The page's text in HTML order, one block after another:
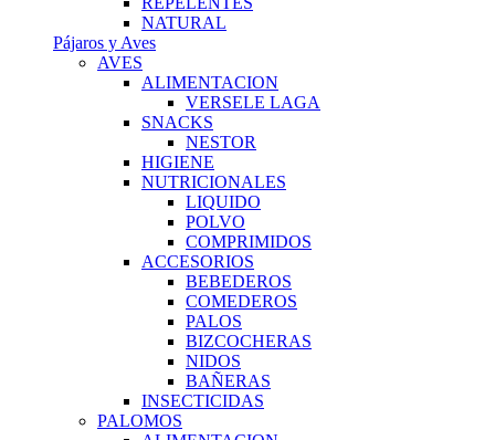
NATURAL
Pájaros y Aves
AVES
ALIMENTACION
VERSELE LAGA
SNACKS
NESTOR
HIGIENE
NUTRICIONALES
LIQUIDO
POLVO
COMPRIMIDOS
ACCESORIOS
BEBEDEROS
COMEDEROS
PALOS
BIZCOCHERAS
NIDOS
BAÑERAS
INSECTICIDAS
PALOMOS